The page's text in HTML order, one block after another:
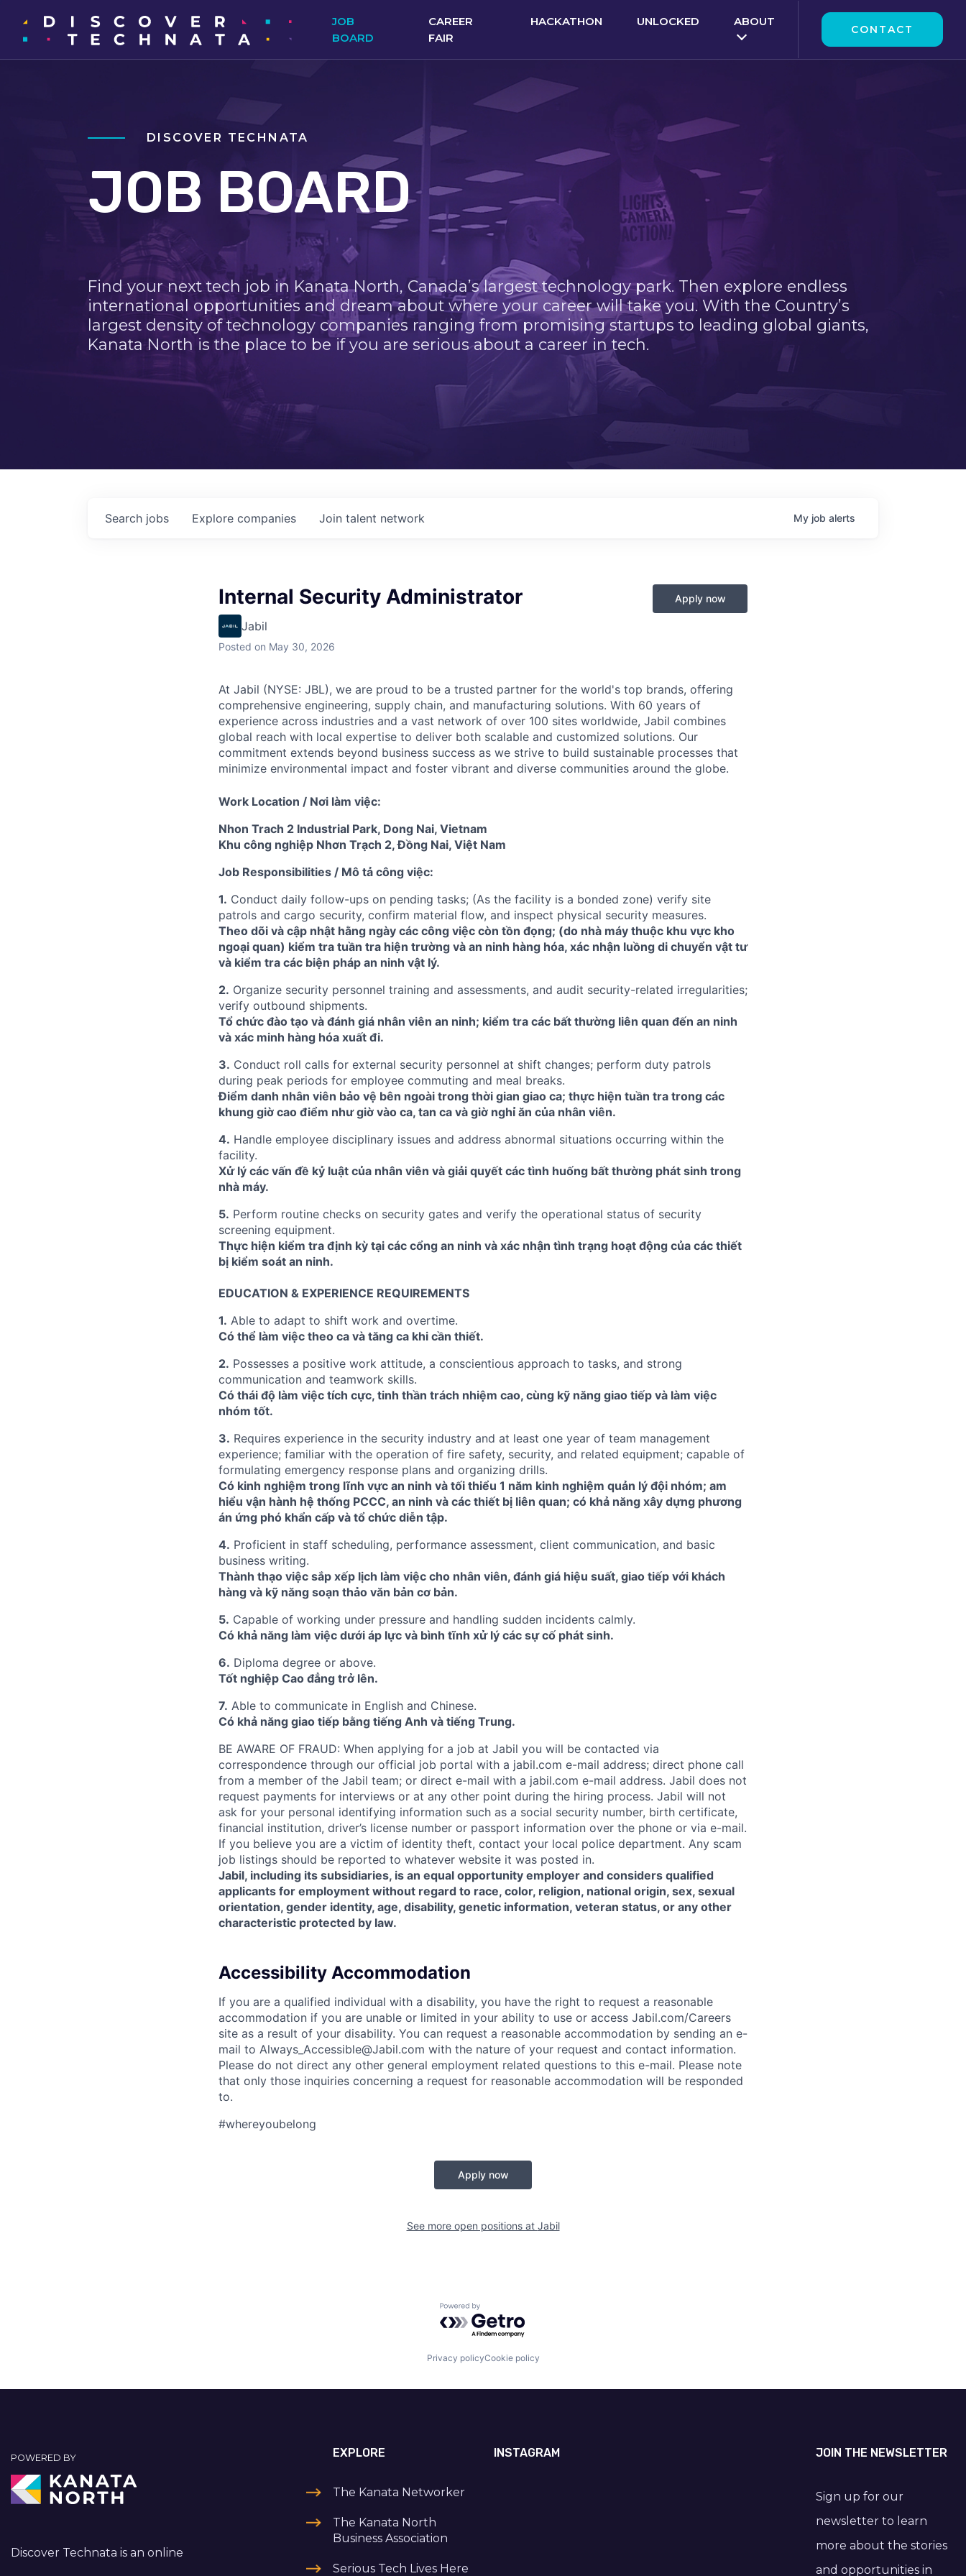
JOB
BOARD
CAREER
FAIR
HACKATHON UNLOCKED ABOUT
CONTACT
DISCOVER TECHNATA
JOB BOARD
Find your next tech job in Kanata North, Canada’s largest technology park. Then explore endless
international opportunities and dream about where your career will take you. With the Country’s
largest density of technology companies ranging from promising startups to leading global giants,
Kanata North is the place to be if you are serious about a career in tech.
Search jobs Explore companies Join talent network My job alerts
Internal Security Administrator
Jabil
Posted on May 30, 2026
Apply now
At Jabil (NYSE: JBL), we are proud to be a trusted partner for the world's top brands, offering
comprehensive engineering, supply chain, and manufacturing solutions. With 60 years of
experience across industries and a vast network of over 100 sites worldwide, Jabil combines
global reach with local expertise to deliver both scalable and customized solutions. Our
commitment extends beyond business success as we strive to build sustainable processes that
minimize environmental impact and foster vibrant and diverse communities around the globe.
Work Location / Nơi làm việc:
Nhon Trach 2 Industrial Park, Dong Nai, Vietnam
Khu công nghiệp Nhơn Trạch 2, Đồng Nai, Việt Nam
Job Responsibilities / Mô tả công việc:
1. Conduct daily follow-ups on pending tasks; (As the facility is a bonded zone) verify site
patrols and cargo security, confirm material flow, and inspect physical security measures.
Theo dõi và cập nhật hằng ngày các công việc còn tồn đọng; (do nhà máy thuộc khu vực kho
ngoại quan) kiểm tra tuần tra hiện trường và an ninh hàng hóa, xác nhận luồng di chuyển vật tư
và kiểm tra các biện pháp an ninh vật lý.
2. Organize security personnel training and assessments, and audit security-related irregularities;
verify outbound shipments.
Tổ chức đào tạo và đánh giá nhân viên an ninh; kiểm tra các bất thường liên quan đến an ninh
và xác minh hàng hóa xuất đi.
3. Conduct roll calls for external security personnel at shift changes; perform duty patrols
during peak periods for employee commuting and meal breaks.
Điểm danh nhân viên bảo vệ bên ngoài trong thời gian giao ca; thực hiện tuần tra trong các
khung giờ cao điểm như giờ vào ca, tan ca và giờ nghỉ ăn của nhân viên.
4. Handle employee disciplinary issues and address abnormal situations occurring within the
facility.
Xử lý các vấn đề kỷ luật của nhân viên và giải quyết các tình huống bất thường phát sinh trong
nhà máy.
5. Perform routine checks on security gates and verify the operational status of security
screening equipment.
Thực hiện kiểm tra định kỳ tại các cổng an ninh và xác nhận tình trạng hoạt động của các thiết
bị kiểm soát an ninh.
EDUCATION & EXPERIENCE REQUIREMENTS
1. Able to adapt to shift work and overtime.
Có thể làm việc theo ca và tăng ca khi cần thiết.
2. Possesses a positive work attitude, a conscientious approach to tasks, and strong
communication and teamwork skills.
Có thái độ làm việc tích cực, tinh thần trách nhiệm cao, cùng kỹ năng giao tiếp và làm việc
nhóm tốt.
3. Requires experience in the security industry and at least one year of team management
experience; familiar with the operation of fire safety, security, and related equipment; capable of
formulating emergency response plans and organizing drills.
Có kinh nghiệm trong lĩnh vực an ninh và tối thiểu 1 năm kinh nghiệm quản lý đội nhóm; am
hiểu vận hành hệ thống PCCC, an ninh và các thiết bị liên quan; có khả năng xây dựng phương
án ứng phó khẩn cấp và tổ chức diễn tập.
4. Proficient in staff scheduling, performance assessment, client communication, and basic
business writing.
Thành thạo việc sắp xếp lịch làm việc cho nhân viên, đánh giá hiệu suất, giao tiếp với khách
hàng và kỹ năng soạn thảo văn bản cơ bản.
5. Capable of working under pressure and handling sudden incidents calmly.
Có khả năng làm việc dưới áp lực và bình tĩnh xử lý các sự cố phát sinh.
6. Diploma degree or above.
Tốt nghiệp Cao đẳng trở lên.
7. Able to communicate in English and Chinese.
Có khả năng giao tiếp bằng tiếng Anh và tiếng Trung.
BE AWARE OF FRAUD: When applying for a job at Jabil you will be contacted via
correspondence through our official job portal with a jabil.com e-mail address; direct phone call
from a member of the Jabil team; or direct e-mail with a jabil.com e-mail address. Jabil does not
request payments for interviews or at any other point during the hiring process. Jabil will not
ask for your personal identifying information such as a social security number, birth certificate,
financial institution, driver’s license number or passport information over the phone or via e-mail.
If you believe you are a victim of identity theft, contact your local police department. Any scam
job listings should be reported to whatever website it was posted in.
Jabil, including its subsidiaries, is an equal opportunity employer and considers qualified
applicants for employment without regard to race, color, religion, national origin, sex, sexual
orientation, gender identity, age, disability, genetic information, veteran status, or any other
characteristic protected by law.
Accessibility Accommodation
If you are a qualified individual with a disability, you have the right to request a reasonable
accommodation if you are unable or limited in your ability to use or access Jabil.com/Careers
site as a result of your disability. You can request a reasonable accommodation by sending an e-
mail to Always_Accessible@Jabil.com with the nature of your request and contact information.
Please do not direct any other general employment related questions to this e-mail. Please note
that only those inquiries concerning a request for reasonable accommodation will be responded
to.
#whereyoubelong
Apply now
See more open positions at Jabil
Powered by Getro.com
Privacy policyCookie policy
POWERED BY
Discover Technata is an online
EXPLORE
The Kanata Networker
The Kanata North
Business Association
Serious Tech Lives Here
INSTAGRAM JOIN THE NEWSLETTER
Sign up for our
newsletter to learn
more about the stories
and opportunities in